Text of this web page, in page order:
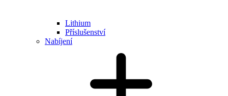
Lithium
Příslušenství
Nabíjení